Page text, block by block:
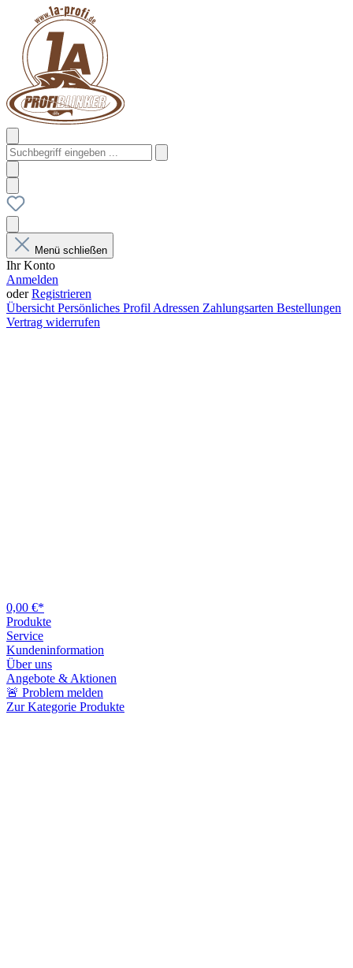
Menü schließen
Ihr Konto
Anmelden
oderRegistrieren
Übersicht Persönliches Profil Adressen Zahlungsarten Bestellungen
Vertrag widerrufen
0,00 €*
Produkte
Service
Kundeninformation
Über uns
Angebote & Aktionen
🚨 Problem melden
Zur Kategorie Produkte